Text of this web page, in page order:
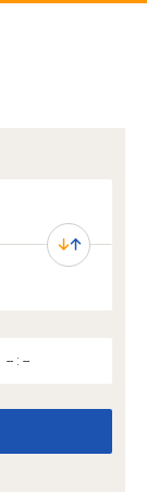
-- : --